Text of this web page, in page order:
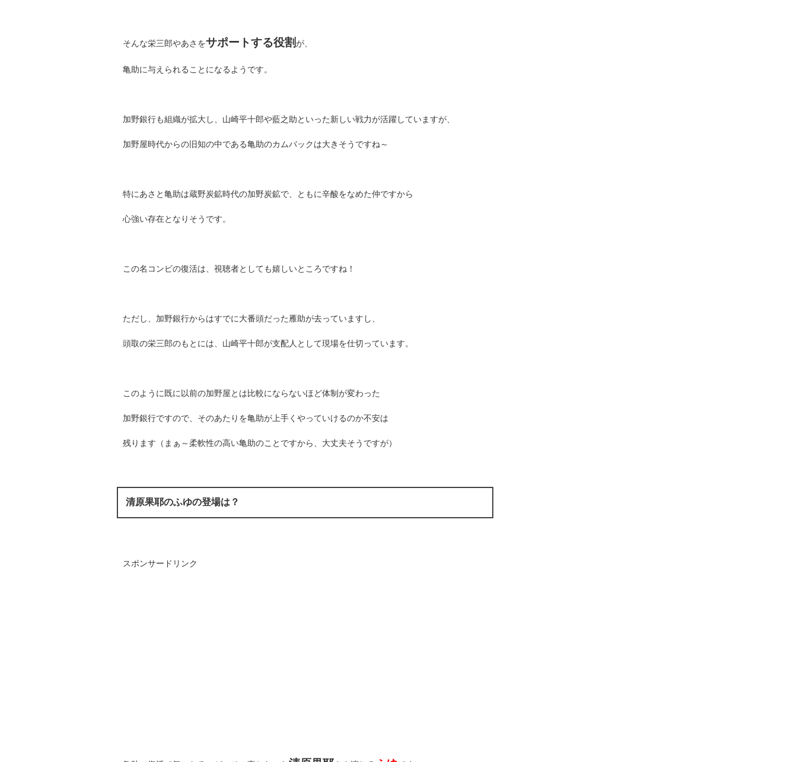
そんな栄三郎やあさをサポートする役割が、
亀助に与えられることになるようです。
加野銀行も組織が拡大し、山崎平十郎や藍之助といった新しい戦力が活躍していますが、
加野屋時代からの旧知の中である亀助のカムバックは大きそうですね～
特にあさと亀助は蔵野炭鉱時代の加野炭鉱で、ともに辛酸をなめた仲ですから
心強い存在となりそうです。
この名コンビの復活は、視聴者としても嬉しいところですね！
ただし、加野銀行からはすでに大番頭だった雁助が去っていますし、
頭取の栄三郎のもとには、山崎平十郎が支配人として現場を仕切っています。
このように既に以前の加野屋とは比較にならないほど体制が変わった
加野銀行ですので、そのあたりを亀助が上手くやっていけるのか不安は
残ります（まぁ～柔軟性の高い亀助のことですから、大丈夫そうですが）
清原果耶のふゆの登場は？
スポンサードリンク